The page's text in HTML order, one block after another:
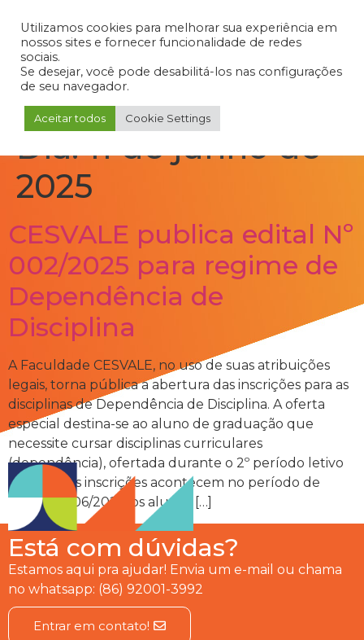
Admin Portal do Aluno Portal do Professor Portal do Coordenador
Dia:11 de junho de
2025
CESVALE publica edital Nº
002/2025 para regime de
Dependência de
Disciplina
A Faculdade CESVALE, no uso de suas atribuições
legais, torna pública a abertura das inscrições para as
disciplinas de Dependência de Disciplina. A oferta
especial destina-se ao aluno de graduação que
necessite cursar disciplinas curriculares
(dependência), ofertada durante o 2º período letivo
de 2025. As inscrições acontecem no período de
10/06 a 16/06/2025, os alunos […]
Está com dúvidas?
Estamos aqui pra ajudar! Envia um e-mail ou chama
no whatsapp: (86) 92001-3992
Entrar em contato!
Utilizamos cookies para melhorar sua experiência em
nossos sites e fornecer funcionalidade de redes
sociais.
Se desejar, você pode desabilitá-los nas configurações
de seu navegador.
Aceitar todos Cookie Settings